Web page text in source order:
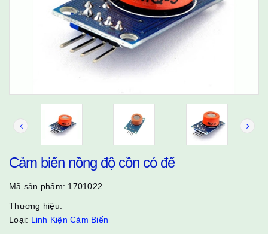
Cảm biến nồng độ cồn có đế
Mã sản phẩm: 1701022
Thương hiệu:
Loại: Linh Kiện Cảm Biến